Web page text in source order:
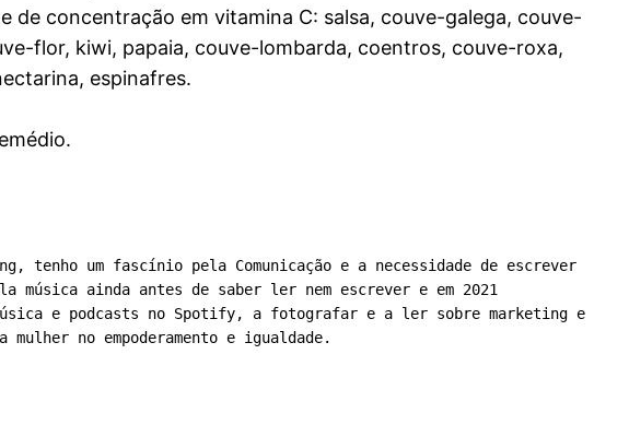
concentração em vitamina C: salsa, couve-galega, couve-
flor, kiwi, papaia, couve-lombarda, coentros, couve-roxa,
espinafres.
tenho um fascínio pela Comunicação e a necessidade de escrever
ainda antes de saber ler nem escrever e em 2021
e podcasts no Spotify, a fotografar e a ler sobre marketing e
no empoderamento e igualdade.